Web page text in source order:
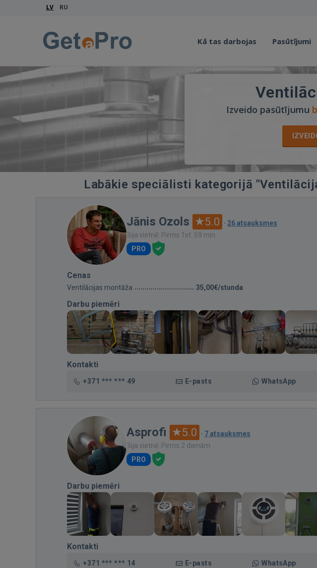
LV RU
Kā tas darbojas Pasūtījumi
Izveido pasūtījumu
Labākie speciālisti kategorijā
Jānis Ozols 5.0 · 26 atsauksmes
Bija vietnē: Pirms 1st. 59 min.
PRO
Cenas
Ventilācijas montāža 35,00€/stunda
Darbu piemēri
Kontakti
+371 *** *** 49 E-pasts WhatsApp
Asprofi 5.0 · 7 atsauksmes
Bija vietnē: Pirms 2 dienām
PRO
Darbu piemēri
Kontakti
+371 *** *** 14 E-pasts WhatsApp